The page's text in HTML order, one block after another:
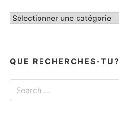
Tous
QUE RECHERCHES-TU?
Search
for: